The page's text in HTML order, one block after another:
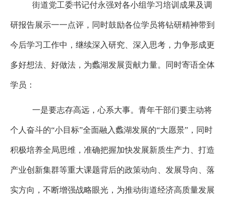
街道党工委书记付永强对各小组学习培训成果及调
研报告展示一一点评，同时鼓励各位学员将钻研精神带到
今后学习工作中，继续深入研究、深入思考，力争形成更
多好想法、好做法，为蠡湖发展贡献力量。同时寄语全体
学员：
一是要志存高远，心系大事。青年干部们要主动将
个人奋斗的“小目标”全面融入蠡湖发展的“大愿景”，同时
积极培养全局思维，准确把握加快发展新质生产力、打造
产业创新集群等重大课题背后的政策动向、发展导向、落
实方向，不断增强战略眼光，为推动街道经济高质量发展